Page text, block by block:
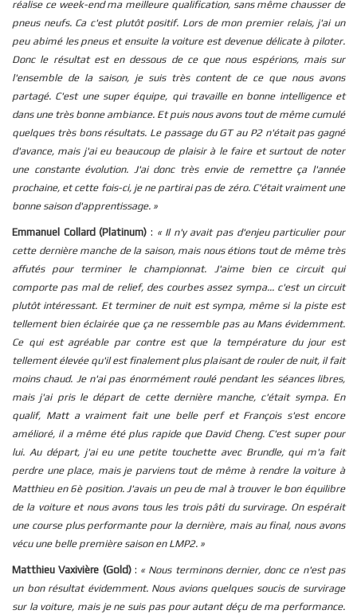
réalise ce week-end ma meilleure qualification, sans même chausser de
pneus neufs. Ca c'est plutôt positif. Lors de mon premier relais, j'ai un
peu abimé les pneus et ensuite la voiture est devenue délicate à piloter.
Donc le résultat est en dessous de ce que nous espérions, mais sur
l'ensemble de la saison, je suis très content de ce que nous avons
partagé. C'est une super équipe, qui travaille en bonne intelligence et
dans une très bonne ambiance. Et puis nous avons tout de même cumulé
quelques très bons résultats. Le passage du GT au P2 n'était pas gagné
d'avance, mais j'ai eu beaucoup de plaisir à le faire et surtout de noter
une constante évolution. J'ai donc très envie de remettre ça l'année
prochaine, et cette fois-ci, je ne partirai pas de zéro. C'était vraiment une
bonne saison d'apprentissage. »
Emmanuel Collard (Platinum) : « Il n'y avait pas d'enjeu particulier pour
cette dernière manche de la saison, mais nous étions tout de même très
affutés pour terminer le championnat. J'aime bien ce circuit qui
comporte pas mal de relief, des courbes assez sympa... c'est un circuit
plutôt intéressant. Et terminer de nuit est sympa, même si la piste est
tellement bien éclairée que ça ne ressemble pas au Mans évidemment.
Ce qui est agréable par contre est que la température du jour est
tellement élevée qu'il est finalement plus plaisant de rouler de nuit, il fait
moins chaud. Je n'ai pas énormément roulé pendant les séances libres,
mais j'ai pris le départ de cette dernière manche, c'était sympa. En
qualif, Matt a vraiment fait une belle perf et François s'est encore
amélioré, il a même été plus rapide que David Cheng. C'est super pour
lui. Au départ, j'ai eu une petite touchette avec Brundle, qui m'a fait
perdre une place, mais je parviens tout de même à rendre la voiture à
Matthieu en 6è position. J'avais un peu de mal à trouver le bon équilibre
de la voiture et nous avons tous les trois pâti du survirage. On espérait
une course plus performante pour la dernière, mais au final, nous avons
vécu une belle première saison en LMP2. »
Matthieu Vaxivière (Gold): « Nous terminons dernier, donc ce n'est pas
un bon résultat évidemment. Nous avions quelques soucis de survirage
sur la voiture, mais je ne suis pas pour autant déçu de ma performance.